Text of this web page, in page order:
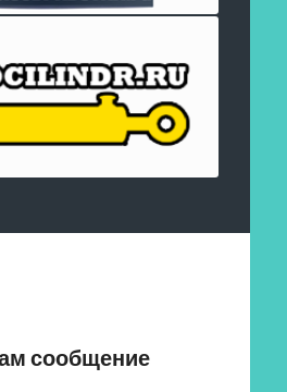
сообщение